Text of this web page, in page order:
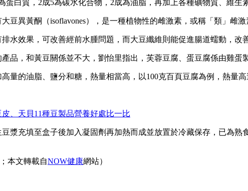
蛋白質，2成5為碳水化合物，2成為油脂，再加上各種礦物質、維生
豆異黃酮（isoflavones），是一種植物性的雌激素，或稱「類」雌
水效果，可改善經前水腫問題，而大豆纖維則能促進腸道蠕動，改
品，和黃豆關係並不大，劉怡里指出，芙蓉豆腐、蛋豆腐係由雞蛋
量的油脂、鹽分和糖，熱量相當高，以100克百頁豆腐為例，熱量
、天貝11種豆製品營養好處比一比
漿充填至盒子後加入凝固劑再加熱而成並放置於冷藏保存，已為
本文轉載自NOW健康網站）